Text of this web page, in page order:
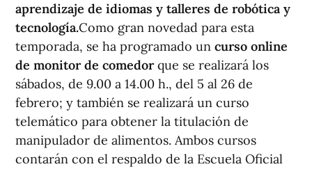
aprendizaje de idiomas y talleres de robótica y
tecnología.Como gran novedad para esta
temporada, se ha programado un curso online
de monitor de comedorque se realizará los
sábados, de 9.00 a 14.00 h., del 5 al 26 de
febrero; y también se realizará un curso
telemático para obtener la titulación de
manipulador de alimentos. Ambos cursos
contarán con el respaldo de la Escuela Oficial